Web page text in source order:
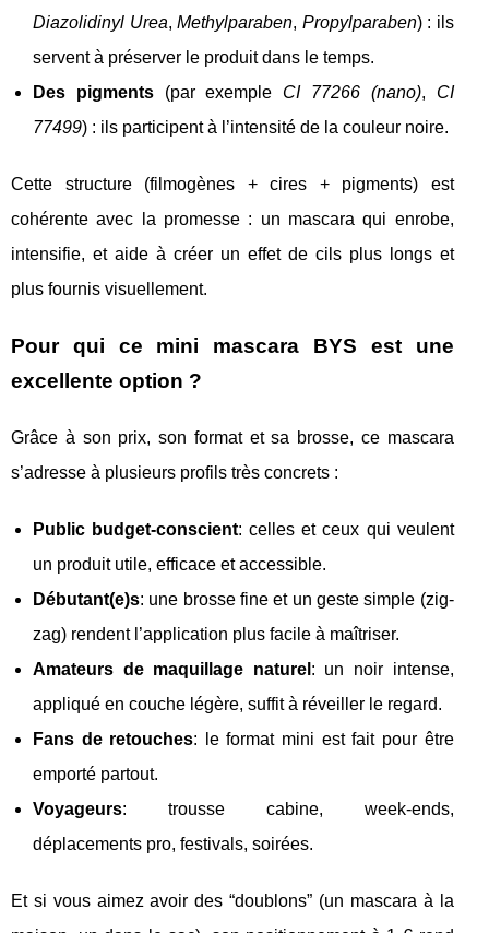
Diazolidinyl Urea,Methylparaben, Propylparaben) : ils
servent à préserver le produit dans le temps.
Des pigments(par exemple CI 77266 (nano), CI
77499) : ils participent à l’intensité de la couleur noire.
Cette structure (filmogènes + cires + pigments) est
cohérente avec la promesse : un mascara qui enrobe,
intensifie, et aide à créer un effet de cils plus longs et
plus fournis visuellement.
Pour qui ce mini mascara BYS est une
excellente option ?
Grâce à son prix, son format et sa brosse, ce mascara
s’adresse à plusieurs profils très concrets :
Public budget-conscient: celles et ceux qui veulent
un produit utile, efficace et accessible.
Débutant(e)s: une brosse fine et un geste simple (zig-
zag) rendent l’application plus facile à maîtriser.
Amateurs de maquillage naturel : un noir intense,
appliqué en couche légère, suffit à réveiller le regard.
Fans de retouches: le format mini est fait pour être
emporté partout.
Voyageurs: trousse cabine, week-ends,
déplacements pro, festivals, soirées.
Et si vous aimez avoir des “doublons” (un mascara à la